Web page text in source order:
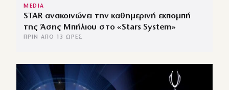
MEDIA
STAR ανακοινώνει την καθημερινή εκπομπή
της Άσης Μπήλιου στο «Stars System»
ΠΡΙΝ ΑΠΌ 13 ΏΡΕΣ